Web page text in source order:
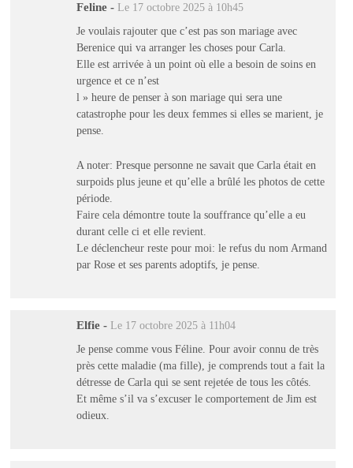
Feline - Le 17 octobre 2025 à 10h45
Je voulais rajouter que c’est pas son mariage avec
Berenice qui va arranger les choses pour Carla.
Elle est arrivée à un point où elle a besoin de soins en
urgence et ce n’est
l » heure de penser à son mariage qui sera une
catastrophe pour les deux femmes si elles se marient, je
pense.
A noter: Presque personne ne savait que Carla était en
surpoids plus jeune et qu’elle a brûlé les photos de cette
période.
Faire cela démontre toute la souffrance qu’elle a eu
durant celle ci et elle revient.
Le déclencheur reste pour moi: le refus du nom Armand
par Rose et ses parents adoptifs, je pense.
Elfie - Le 17 octobre 2025 à 11h04
Je pense comme vous Féline. Pour avoir connu de très
près cette maladie (ma fille), je comprends tout a fait la
détresse de Carla qui se sent rejetée de tous les côtés.
Et même s’il va s’excuser le comportement de Jim est
odieux.